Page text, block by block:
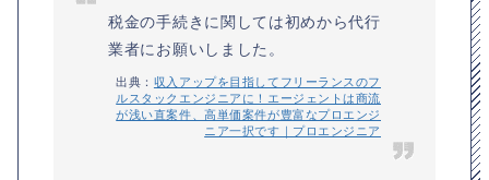
税金の手続きに関しては初めから代行
業者にお願いしました。
出典： 収入アップを目指してフリーランスのフ
ルスタックエンジニアに！エージェントは商流
が浅い直案件、高単価案件が豊富なプロエンジ
ニア一択です｜プロエンジニア